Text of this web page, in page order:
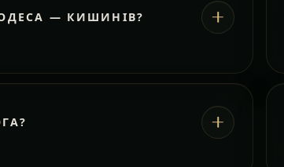
— КИШИНІВ?